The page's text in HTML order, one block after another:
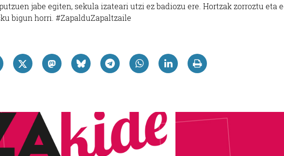
jabe egiten, sekula izateari utzi ez badiozu ere. Hortzak zorroztu eta
bigun horri. #ZapalduZapaltzaile